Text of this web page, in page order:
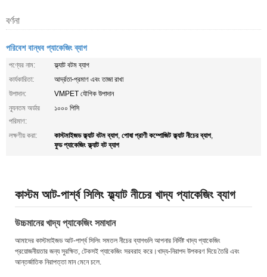
বর্ণনা
পরিবেশ বান্ধব প্যাকেজিং ব্যাগ
পণ্যের নাম:
ফ্ল্যাট বটম ব্যাগ
কার্যকারিতা:
আর্দ্রতা-প্রমাণ এবং তাজা রাখা
উপাদান:
VMPET যৌগিক উপাদান
ন্যূনতম অর্ডার
পরিমাণ:
১০০০ পিসি
লক্ষণীয় করা: কাস্টমাইজড ফ্ল্যাট বটম ব্যাগ, পোষা প্রাণী কম্পোজিট ফ্ল্যাট নীচের ব্যাগ,
ফুড প্যাকেজিং ফ্ল্যাট বট ব্যাগ
কাস্টম আট-পার্শ্ব সিলিং ফ্ল্যাট নীচের খাদ্য প্যাকেজিং ব্যাগ
উচ্চমানের খাদ্য প্যাকেজিং সমাধান
আমাদের কাস্টমাইজড আট-পার্শ্ব সিলিং সমতল নীচের ব্যাগগুলি আপনার নির্দিষ্ট খাদ্য প্যাকেজিং
প্রয়োজনীয়তার জন্য সুরক্ষিত, টেকসই প্যাকেজিং সরবরাহ করে।খাদ্য-নিরাপদ উপকরণ দিয়ে তৈরি এবং
আন্তর্জাতিক নিরাপত্তা মান মেনে চলে.